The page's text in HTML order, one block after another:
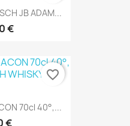
JB ADAM...
€
70cl 40°,...
€
favorite_border